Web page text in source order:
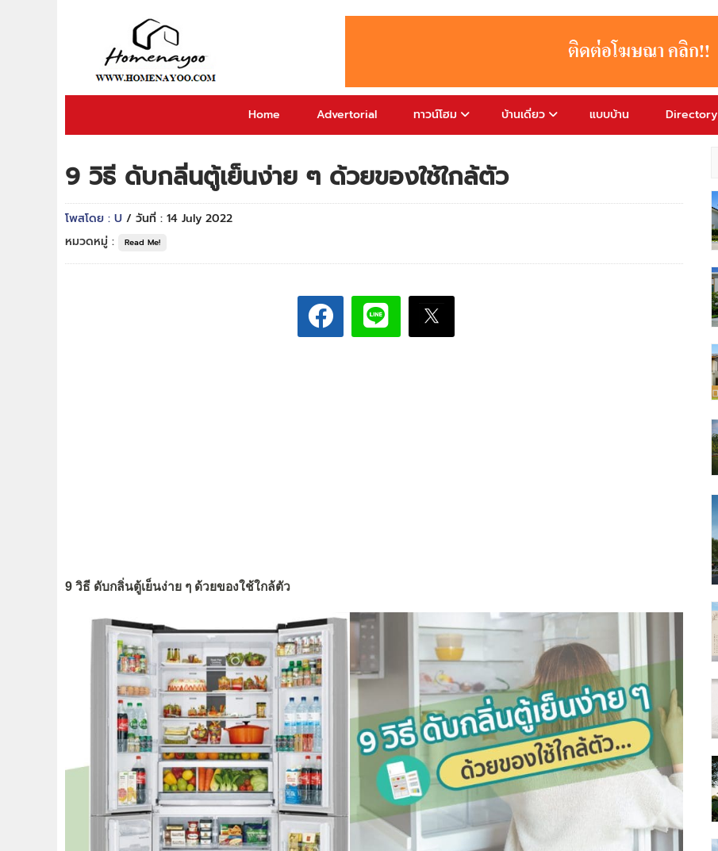
Home Advertorial ทาวน์โฮม บ้านเดี่ยว แบบบ้าน Directory
9 วิธี ดับกลิ่นตู้เย็นง่าย ๆ ด้วยของใช้ใกล้ตัว
โพสโดย : U / วันที่ : 14 July 2022
หมวดหมู่ :
Read Me!
9 วิธี ดับกลิ่นตู้เย็นง่าย ๆ ด้วยของใช้ใกล้ตัว